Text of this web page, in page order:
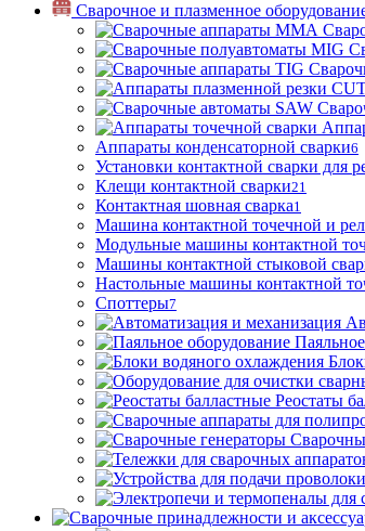
Сварочное и плазменное
Аппараты конденсаторной сварки6
Установки контактной сварки для
Клещи контактной сварки21
Контактная шовная сварка1
Машина контактной точечной и
Модульные машины контактной
Машины контактной стыковой
Настольные машины контактной
Споттеры7
Реостаты